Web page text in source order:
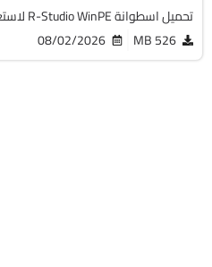
تحميل اسطوانة R-Studio WinPE لاستعادة الأقسام والبيانات المفقودة
526 MB
08/02/2026